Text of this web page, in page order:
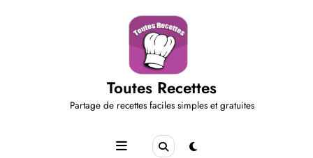
Toutes Recettes
Partage de recettes faciles simples et gratuites